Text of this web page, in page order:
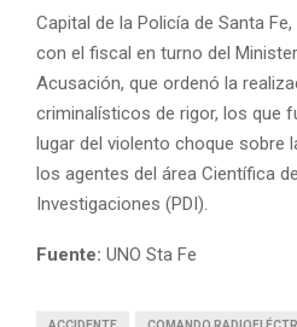
Capital de la Policía de Santa
con el fiscal en turno del
Acusación, que ordenó la
criminalísticos de rigor, los que
lugar del violento choque sobre
los agentes del área Científica
Investigaciones (PDI).
Fuente: UNO Sta Fe